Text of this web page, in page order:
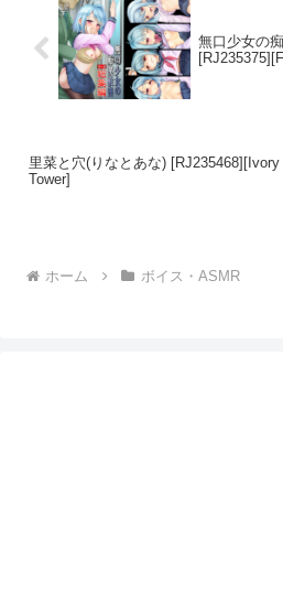
ぼいす]
無口少女の
里菜と穴(りなとあな) [RJ235468][Ivory
Tower]
ホーム ボイス・ASMR